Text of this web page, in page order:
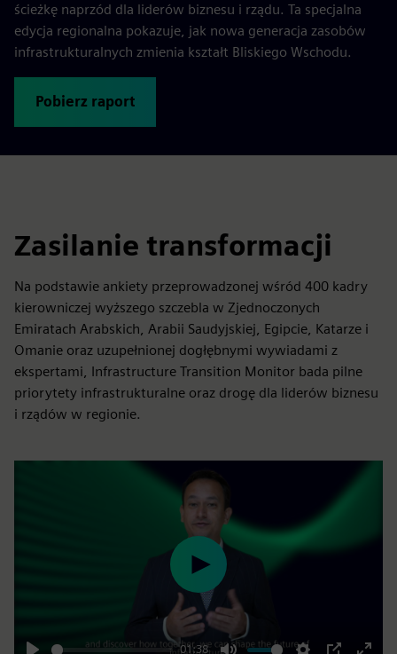
ścieżkę naprzód dla liderów biznesu i rządu. Ta specjalna
edycja regionalna pokazuje, jak nowa generacja zasobów
infrastrukturalnych zmienia kształt Bliskiego Wschodu.
Pobierz raport
Zasilanie transformacji
Na podstawie ankiety przeprowadzonej wśród 400 kadry
kierowniczej wyższego szczebla w Zjednoczonych
Emiratach Arabskich, Arabii Saudyjskiej, Egipcie, Katarze i
Omanie oraz uzupełnionej dogłębnymi wywiadami z
ekspertami, Infrastructure Transition Monitor bada pilne
priorytety infrastrukturalne oraz drogę dla liderów biznesu
i rządów w regionie.
01:38
Play